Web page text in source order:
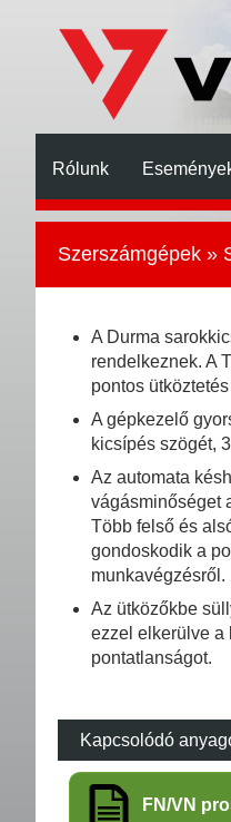
Rólunk
Szerszámgépek »
A Durma
rendelkeznek. A
pontos
A gépkezelő
kicsípés szögét,
Az automata
vágásminőséget
Több felső és
gondoskodik a
munkavégzésről.
Az ütközőkbe
ezzel elkerülve a
pontatlanságot.
Kapcsolódó
FN/VN